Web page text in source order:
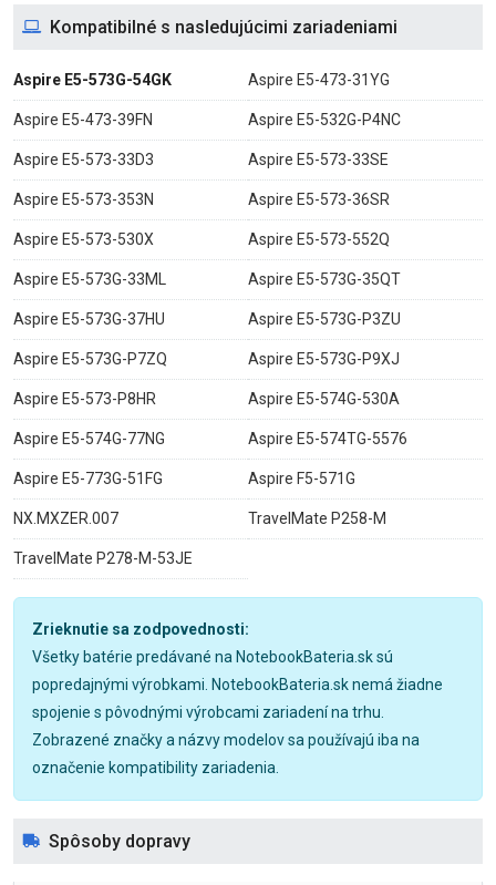
Kompatibilné s nasledujúcimi zariadeniami
Aspire E5-573G-54GK Aspire E5-473-31YG
Aspire E5-473-39FN Aspire E5-532G-P4NC
Aspire E5-573-33D3 Aspire E5-573-33SE
Aspire E5-573-353N Aspire E5-573-36SR
Aspire E5-573-530X Aspire E5-573-552Q
Aspire E5-573G-33ML Aspire E5-573G-35QT
Aspire E5-573G-37HU Aspire E5-573G-P3ZU
Aspire E5-573G-P7ZQ Aspire E5-573G-P9XJ
Aspire E5-573-P8HR Aspire E5-574G-530A
Aspire E5-574G-77NG Aspire E5-574TG-5576
Aspire E5-773G-51FG Aspire F5-571G
NX.MXZER.007 TravelMate P258-M
TravelMate P278-M-53JE
Zrieknutie sa zodpovednosti:
Všetky batérie predávané na NotebookBateria.sk sú
popredajnými výrobkami. NotebookBateria.sk nemá žiadne
spojenie s pôvodnými výrobcami zariadení na trhu.
Zobrazené značky a názvy modelov sa používajú iba na
označenie kompatibility zariadenia.
Spôsoby dopravy